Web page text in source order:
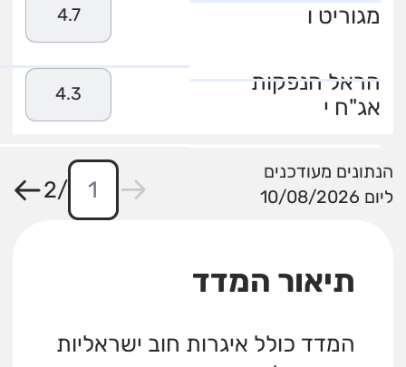
מגוריט ו 4.7
הראל הנפקות
אג"ח י
4.3
הנתונים מעודכנים
ליום 10/08/2026
/
2
תיאור המדד
המדד כולל איגרות חוב ישראליות